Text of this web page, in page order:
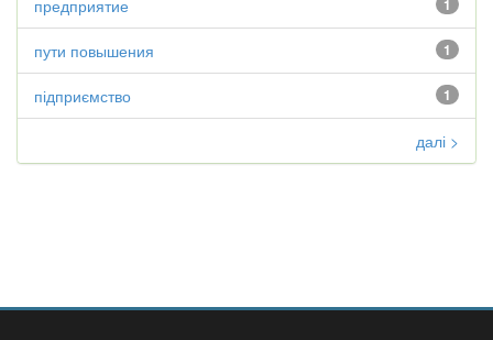
1
предприятие
1
пути повышения
1
підприємство
далі >